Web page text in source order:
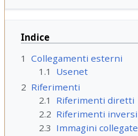
Indice
1 Collegamenti esterni
1.1
Usenet
2 Riferimenti
2.1
Riferimenti diretti
2.2 Riferimenti inversi
2.3 Immagini collegate